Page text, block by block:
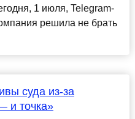
1 июля, Telegram-
решила не брать
суда из-за
и точка»